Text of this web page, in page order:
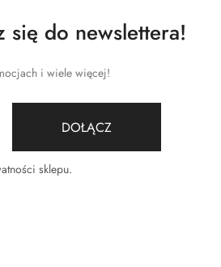
do newslettera!
i wiele więcej!
DOŁĄCZ
sklepu.